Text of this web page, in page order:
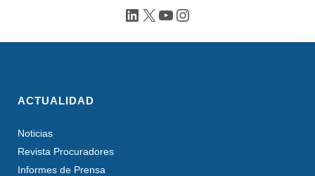
LinkedIn
X YouTube
Instagram
ACTUALIDAD
Noticias
Revista Procuradores
Informes de Prensa